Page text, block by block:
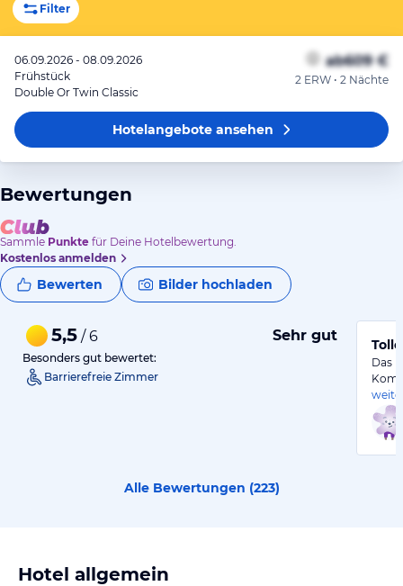
Filter
06.09.2026 - 08.09.2026
Frühstück
Double Or Twin Classic
ab609 €
2 ERW • 2 Nächte
Hotelangeboteansehen
Bewertungen
Sammle Punkte für Deine Hotelbewertung.
Kostenlos anmelden
Bewerten Bilder hochladen
5,5 / 6 Sehr gut
Besonders gut bewertet:
Barrierefreie Zimmer
Das
Alle Bewertungen (223)
Hotel allgemein